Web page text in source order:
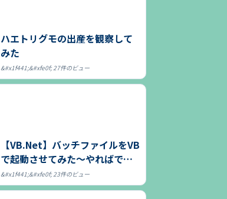
ハエトリグモの出産を観察して
みた
27件のビュー
【VB.Net】バッチファイルをVB
で起動させてみた～やればでき
る～
23件のビュー